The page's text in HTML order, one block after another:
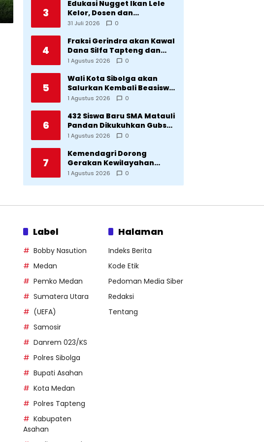
3
Edukasi Nugget Ikan Lele
Kelor, Dosen dan
Mahasiswa Dorong
Desa Silangkitang
Kecamatan Pahae Jae
31 Juli 2026 0
4
Fraksi Gerindra akan Kawal
Dana Silfa Tapteng dan
TKD Rp298 Miliar: Jangan
dan Provinsi Diklaim
Kerjaan Tapteng
1 Agustus 2026 0
5
Wali Kota Sibolga akan
Salurkan Kembali Beasiswa
Rp1 Miliar: Diproritaskan
Bencana
1 Agustus 2026 0
6
432 Siswa Baru SMA Matauli
Pandan Dikukuhkan Gubsu:
32 Tahun Matauli Cetak
1 Agustus 2026 0
7
Kemendagri Dorong
Gerakan Kewilayahan
Lawan Tuberkulosis
1 Agustus 2026 0
Label
Bobby Nasution
Medan
Pemko Medan
Sumatera Utara
(UEFA)
Samosir
Danrem 023/KS
Polres Sibolga
Bupati Asahan
Kota Medan
Polres Tapteng
Kabupaten
Asahan
Halaman
Indeks Berita
Kode Etik
Pedoman Media Siber
Redaksi
Tentang